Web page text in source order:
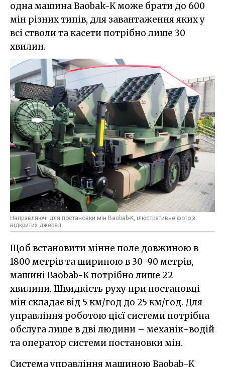
одна машина Baobak-K може брати до 600
мін різних типів, для завантаження яких у
всі стволи та касети потрібно лише 30
хвилин.
Направляючі для постановки мін Baobab-K, ілюстративне фото з
відкритих джерел
Щоб встановити мінне поле довжиною в
1800 метрів та шириною в 30-90 метрів,
машині Baobab-K потрібно лише 22
хвилини. Швидкість руху при постановці
мін складає від 5 км/год до 25 км/год. Для
управління роботою цієї системи потрібна
обслуга лише в дві людини – механік-водій
та оператор системи постановки мін.
Система управління машиною Baobab-K